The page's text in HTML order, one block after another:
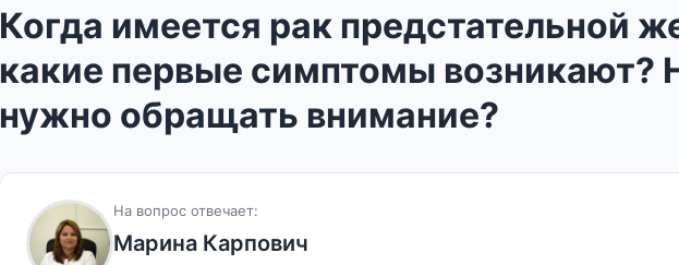
Когда имеется рак предстательной
какие первые симптомы возникают?
нужно обращать внимание?
На вопрос отвечает:
Марина Карпович